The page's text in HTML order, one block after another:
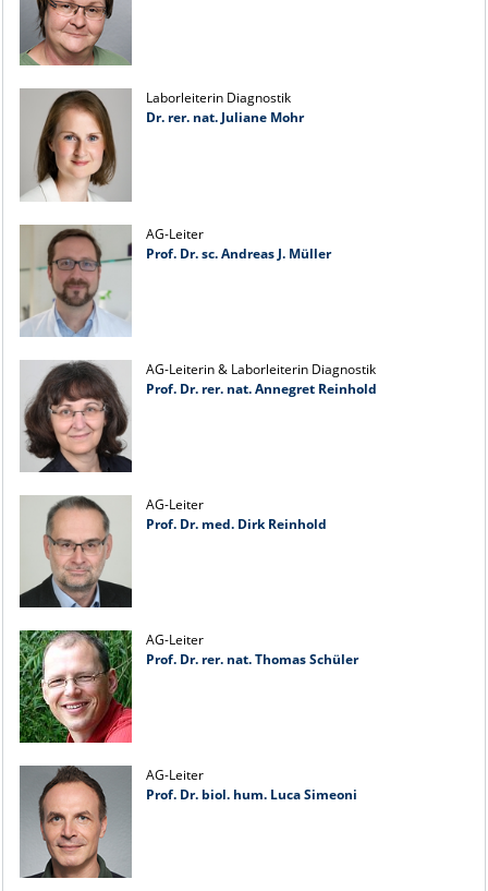
Laborleiterin Diagnostik
Dr. rer. nat. Juliane Mohr
AG-Leiter
Prof. Dr. sc. Andreas J. Müller
AG-Leiterin & Laborleiterin Diagnostik
Prof. Dr. rer. nat. Annegret Reinhold
AG-Leiter
Prof. Dr. med. Dirk Reinhold
AG-Leiter
Prof. Dr. rer. nat. Thomas Schüler
AG-Leiter
Prof. Dr. biol. hum. Luca Simeoni